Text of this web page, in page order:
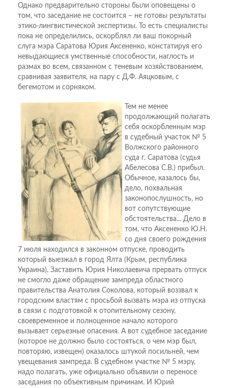
Однако предварительно стороны были оповещены о
том, что заседание не состоится – не готовы результаты
этико-лингвистической экспертизы. То есть специалисты
пока не определились, оскорблял ли ваш покорный
слуга мэра Саратова Юрия Аксененко, констатируя его
невыдающиеся умственные способности, наглость и
размах во всем, связанном с теневым хозяйствованием,
сравнивая заявителя, на пару с Д.Ф. Аяцковым, с
бегемотом и сорняком.
Тем не менее
продолжающий полагать
себя оскорбленным мэр
в судебный участок № 5
Волжского районного
суда г. Саратова (судья
Абелесова С.В.) прибыл.
Обычное, казалось бы,
дело, похвальная
законопослушность, но
вот сопутствующие
обстоятельства... Дело в
том, что Аксененко Ю.Н.
со дня своего рождения
7 июля находился в законном отпуске, проводить
который выезжал в город Ялта (Крым, республика
Украина). Заставить Юрия Николаевича прервать отпуск
не смогло даже обращение зампреда областного
правительства Анатолия Соколова, который воззвал к
городским властям с просьбой вызвать мэра из отпуска
в связи с подготовкой к отопительному сезону,
своевременное и полноценное начало которого
вызывает серьезные опасения. А вот судебное заседание
(которое не должно было состояться, о чем мэр был,
повторяю, извещен) оказалось штукой посильней, чем
увещевания зампреда. В судебном участке № 5 мэру,
надо полагать, уже официально объявили о переносе
заседания по объективным причинам. И Юрий